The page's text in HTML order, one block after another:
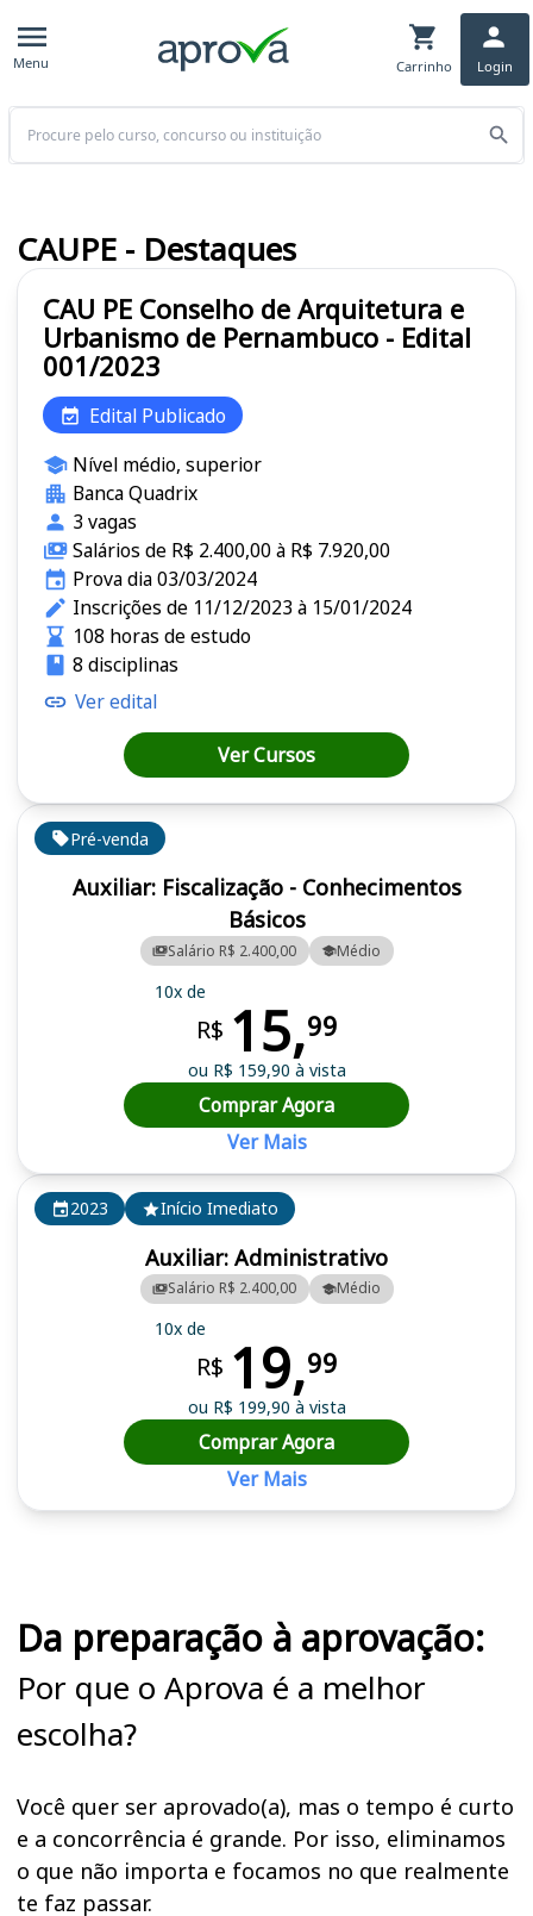
Menu Carrinho Login
Buscar
2023 Início Imediato
Auxiliar: Administrativo
Salário R$ 2.400,00 Médio
10x de
R$ 19,99
ou R$ 199,90 à vista
Comprar Agora
Ver Mais
Pré-venda
Auxiliar: Fiscalização - Conhecimentos
Básicos
Salário R$ 2.400,00 Médio
10x de
R$ 15,99
ou R$ 159,90 à vista
Comprar Agora
Ver Mais
CAU PE Conselho de Arquitetura e
Urbanismo de Pernambuco - Edital
001/2023
Edital Publicado
Nível médio, superior
Banca Quadrix
3 vagas
Salários de R$ 2.400,00 à R$ 7.920,00
Prova dia 03/03/2024
Inscrições de 11/12/2023 à 15/01/2024
108 horas de estudo
8 disciplinas
Ver edital
Ver Cursos
CAUPE - Destaques
Da preparação à aprovação:
Por que o Aprova é a melhor
escolha?
Você quer ser aprovado(a), mas o tempo é curto
e a concorrência é grande. Por isso, eliminamos
o que não importa e focamos no que realmente
te faz passar.